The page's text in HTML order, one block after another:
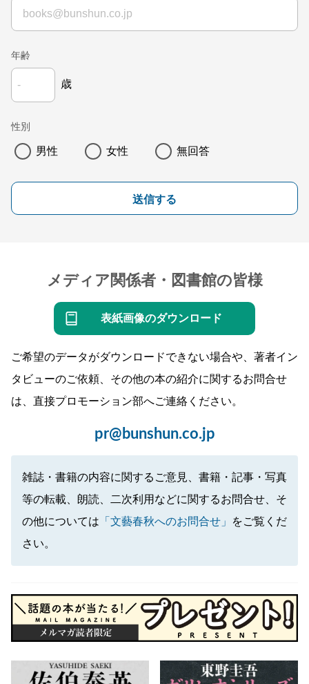
年齢
歳
性別
男性 女性 無回答
送信する
メディア関係者・図書館の皆様
表紙画像のダウンロード
ご希望のデータがダウンロードできない場合や、著者イン
タビューのご依頼、その他の本の紹介に関するお問合せ
は、直接プロモーション部へご連絡ください。
pr@bunshun.co.jp
雑誌・書籍の内容に関するご意見、書籍・記事・写真
等の転載、朗読、二次利用などに関するお問合せ、そ
の他については 「文藝春秋へのお問合せ」
をご覧くだ
さい。